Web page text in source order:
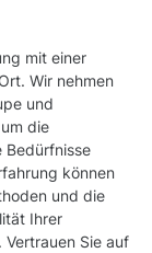
mit einer
Wir nehmen
und
die
Bedürfnisse
können
und die
Ihrer
Sie auf